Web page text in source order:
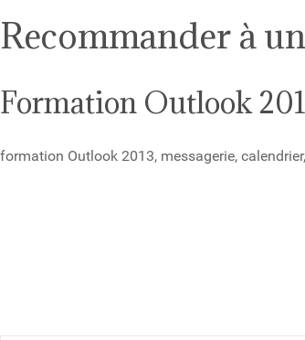
Recommander à
Formation Outlook
formation Outlook 2013, messagerie,